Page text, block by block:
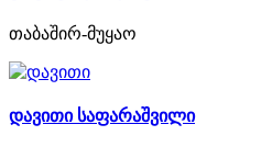
თაბაშირ-მუყაო
დავითი საფარაშვილი